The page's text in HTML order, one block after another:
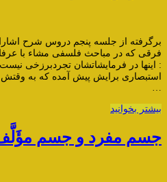
برگرفته از جلسه پنجم دروس شرح
فرقی که در مباحث فلسفی مشاء با
: اینها در فرمایشاتشان تجردبرزخی
استبصاری برایش پیش آمده که به
بیشتر بخوانید
جسم مفرد و جسم